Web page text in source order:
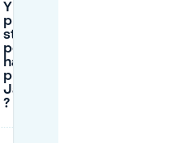
Y a-t-il des
places de
stationnement
pour personnes
handicapées
près de la Sint-
Janskathedraal
?